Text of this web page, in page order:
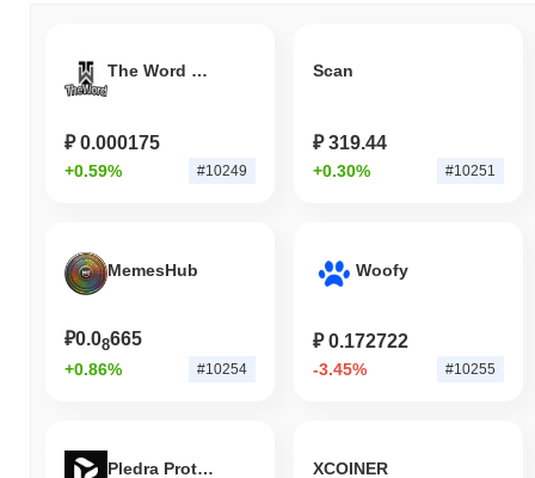
The Word Token
₽ 0.000175
+0.59% #10249
Scan
₽ 319.44
+0.30% #10251
MemesHub
₽0.08665
+0.86% #10254
Woofy
₽ 0.172722
-3.45% #10255
Pledra Protocol XCOINER